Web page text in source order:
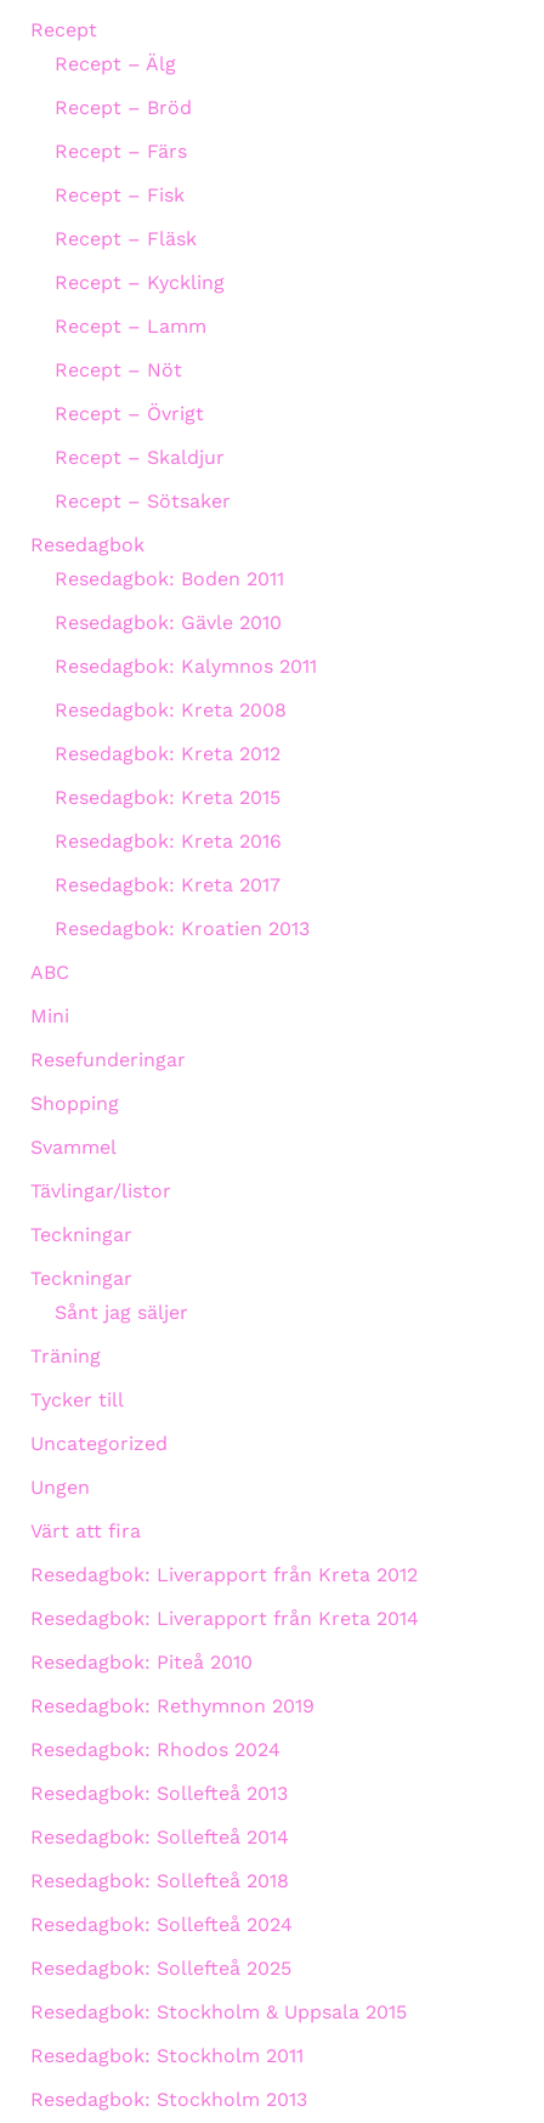
Recept
Recept – Älg
Recept – Bröd
Recept – Färs
Recept – Fisk
Recept – Fläsk
Recept – Kyckling
Recept – Lamm
Recept – Nöt
Recept – Övrigt
Recept – Skaldjur
Recept – Sötsaker
Resedagbok
Resedagbok: Boden 2011
Resedagbok: Gävle 2010
Resedagbok: Kalymnos 2011
Resedagbok: Kreta 2008
Resedagbok: Kreta 2012
Resedagbok: Kreta 2015
Resedagbok: Kreta 2016
Resedagbok: Kreta 2017
Resedagbok: Kroatien 2013
ABC
Mini
Resefunderingar
Shopping
Svammel
Tävlingar/listor
Teckningar
Teckningar
Sånt jag säljer
Träning
Tycker till
Uncategorized
Ungen
Värt att fira
Resedagbok: Liverapport från Kreta 2012
Resedagbok: Liverapport från Kreta 2014
Resedagbok: Piteå 2010
Resedagbok: Rethymnon 2019
Resedagbok: Rhodos 2024
Resedagbok: Sollefteå 2013
Resedagbok: Sollefteå 2014
Resedagbok: Sollefteå 2018
Resedagbok: Sollefteå 2024
Resedagbok: Sollefteå 2025
Resedagbok: Stockholm & Uppsala 2015
Resedagbok: Stockholm 2011
Resedagbok: Stockholm 2013